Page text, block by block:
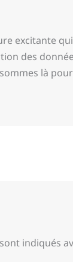
excitante
des
là
indiqués